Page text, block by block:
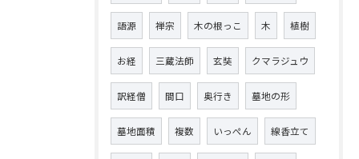
語源 禅宗 木の根っこ 木 植樹
お経 三蔵法師 玄奘 クマラジュウ
訳経僧 間口 奥行き 墓地の形
墓地面積 複数 いっぺん 線香立て